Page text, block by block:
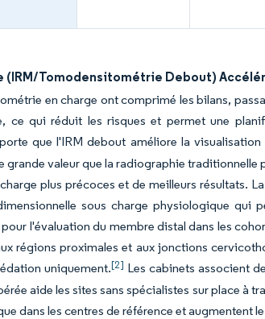
(IRM/Tomodensitométrie Debout)
en charge ont comprimé les bilans,
ce qui réduit les risques et permet une
que l'IRM debout améliore la
grande valeur que la radiographie
plus précoces et de meilleurs résultats.
sous charge physiologique qui
l'évaluation du membre distal dans les
régions proximales et aux jonctions
uniquement.[2] Les cabinets associent
aide les sites sans spécialistes sur place à
dans les centres de référence et augmentent